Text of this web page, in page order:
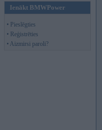
Ienākt BMWPower
• Pieslēgties
• Reģistrēties
• Aizmirsi paroli?